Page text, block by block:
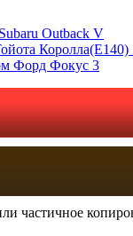
Outback V
Королла(Е140)
Форд Фокус 3